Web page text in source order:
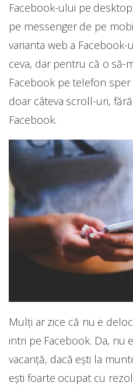
Facebook-ului pe
pe messenger de pe
varianta web a
ceva, dar pentru că o să-
Facebook pe telefon
doar câteva scroll-uri,
Facebook.
Mulți ar zice că nu e
intri pe Facebook. Da, nu
vacanță, dacă ești la
ești foarte ocupat cu